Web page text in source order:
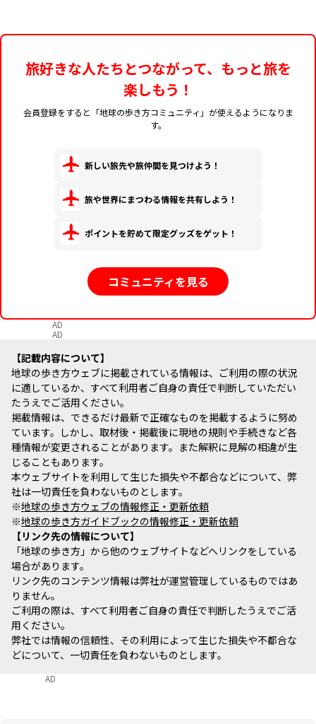
旅好きな人たちとつながって、もっと旅を
楽しもう！
会員登録をすると「地球の歩き方コミュニティ」が使えるようになりま
す。
新しい旅先や旅仲間を見つけよう！
旅や世界にまつわる情報を共有しよう！
ポイントを貯めて限定グッズをゲット！
コミュニティを見る
AD
AD
記載内容について
地球の歩き方ウェブに掲載されている情報は、ご利用の際の状況
に適しているか、すべて利用者ご自身の責任で判断していただい
たうえでご活用ください。
掲載情報は、できるだけ最新で正確なものを掲載するように努め
ています。しかし、取材後・掲載後に現地の規則や手続きなど各
種情報が変更されることがあります。また解釈に見解の相違が生
じることもあります。
本ウェブサイトを利用して生じた損失や不都合などについて、弊
社は一切責任を負わないものとします。
※地球の歩き方ウェブの情報修正・更新依頼
※地球の歩き方ガイドブックの情報修正・更新依頼
リンク先の情報について
「地球の歩き方」から他のウェブサイトなどへリンクをしている
場合があります。
リンク先のコンテンツ情報は弊社が運営管理しているものではあ
りません。
ご利用の際は、すべて利用者ご自身の責任で判断したうえでご活
用ください。
弊社では情報の信頼性、その利用によって生じた損失や不都合な
どについて、一切責任を負わないものとします。
AD